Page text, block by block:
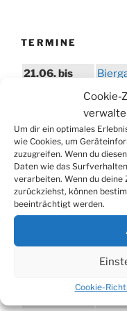
Cookie-
Um dir ein optimales
wie Cookies, um
zuzugreifen. Wenn du
Daten wie das
verarbeiten. Wenn du
zurückziehst, können
beeinträchtigt werden.
Cookie-
TERMINE
21.06. bis
29.08.
06.09.
13.09.
19.09.
ab 24.09.